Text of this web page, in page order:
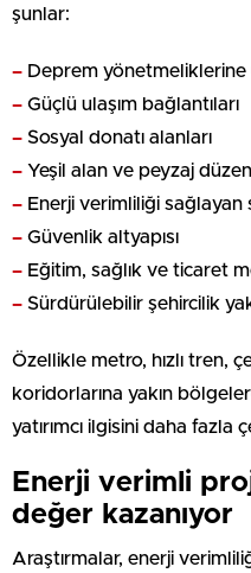
şunlar:
– Deprem yönetmeliklerine
– Güçlü ulaşım bağlantıları
– Sosyal donatı alanları
– Yeşil alan ve peyzaj
– Enerji verimliliği sağlayan
– Güvenlik altyapısı
– Eğitim, sağlık ve ticaret
– Sürdürülebilir şehircilik
Özellikle metro, hızlı tren,
koridorlarına yakın
yatırımcı ilgisini daha fazla
Enerji verimli
değer kazanıyor
Araştırmalar, enerji